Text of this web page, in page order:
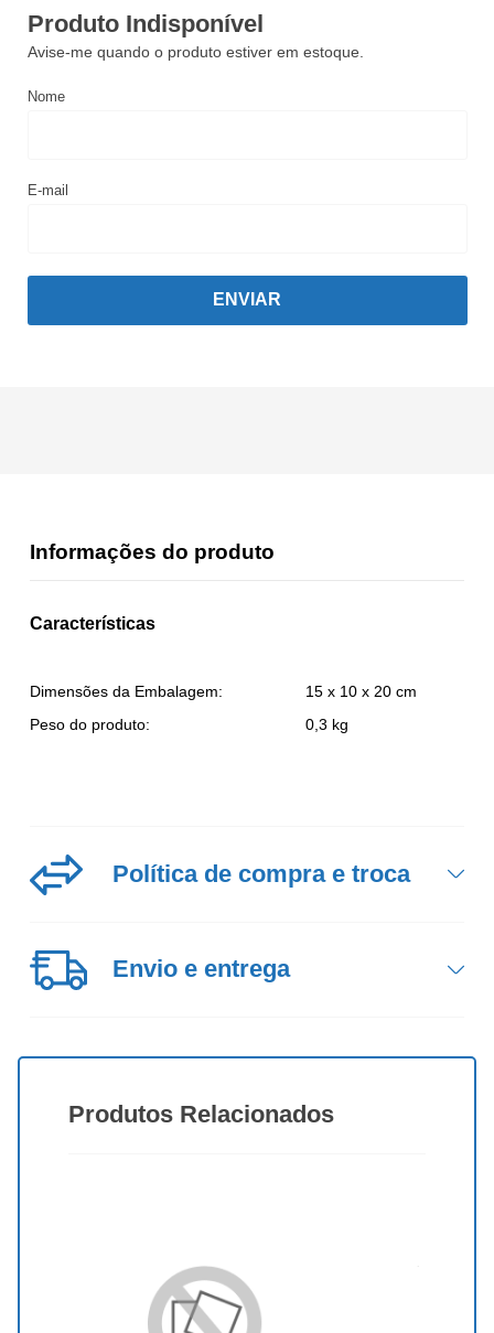
Produto Indisponível
Avise-me quando o produto estiver em estoque.
Nome
E-mail
ENVIAR
Informações do produto
Características
Dimensões da Embalagem:
15 x 10 x 20 cm
Peso do produto:
0,3 kg
Política de compra e troca
Envio e entrega
Produtos Relacionados